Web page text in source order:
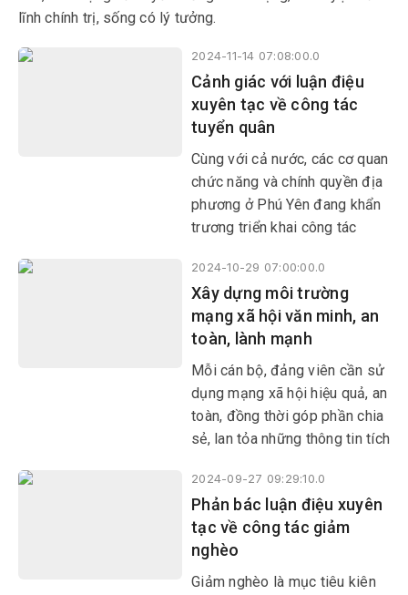
lĩnh chính trị, sống có lý tưởng.
2024-11-14 07:08:00.0
Cảnh giác với luận điệu
xuyên tạc về công tác
tuyển quân
Cùng với cả nước, các cơ quan
chức năng và chính quyền địa
phương ở Phú Yên đang khẩn
trương triển khai công tác
nhập ngũ năm 2025. Bảo vệ
Tổ quốc là nghĩa vụ thiêng
liêng và cao quý của mỗi công
dân, trong đó có thanh niên.
2024-10-29 07:00:00.0
Xây dựng môi trường
mạng xã hội văn minh, an
toàn, lành mạnh
Mỗi cán bộ, đảng viên cần sử
dụng mạng xã hội hiệu quả, an
toàn, đồng thời góp phần chia
sẻ, lan tỏa những thông tin tích
phản bác những thông tin
xuyên tạc của các thế lực thù
địch, góp sức bảo vệ nền tảng
tư tưởng của Đảng, bảo vệ
Đảng, bảo vệ chế độ.
2024-09-27 09:29:10.0
Phản bác luận điệu xuyên
tạc về công tác giảm
nghèo
Giảm nghèo là mục tiêu kiên